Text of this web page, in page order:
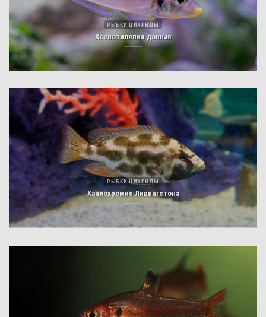
РЫБКИ ЦИХЛИДЫ
Ксенотиляпия донная
РЫБКИ ЦИХЛИДЫ
Хаплохромис Ливингстона